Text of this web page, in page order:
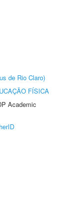
de Rio Claro)
FÍSICA
Academic